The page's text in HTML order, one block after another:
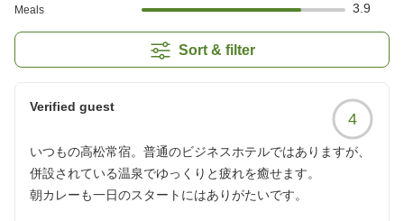
Meals 3.9
Sort & filter
Verified guest
4
いつもの高松常宿。普通のビジネスホテルではありますが、
併設されている温泉でゆっくりと疲れを癒せます。
朝カレーも一日のスタートにはありがたいです。